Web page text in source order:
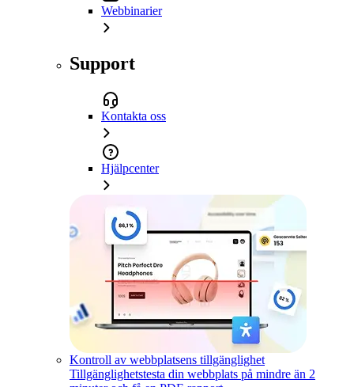
Webbinarier
Support
Kontakta oss
Hjälpcenter
Kontroll av webbplatsens tillgänglighet
Tillgänglighetstesta din webbplats på mindre än 2